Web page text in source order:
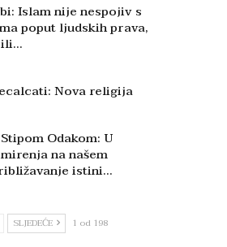
Islam nije nespojiv s
poput ljudskih prava,
Nova religija
Odakom: U
na našem
istini…
SLJEDEĆE 1 od 198